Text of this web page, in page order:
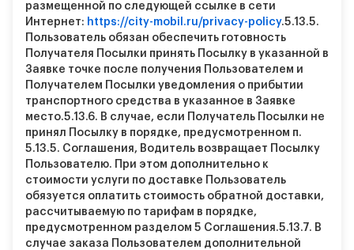
размещенной по следующей ссылке в сети
Интернет: https://city-mobil.ru/privacy-policy.5.13.5.
Пользователь обязан обеспечить готовность
Получателя Посылки принять Посылку в указанной в
Заявке точке после получения Пользователем и
Получателем Посылки уведомления о прибытии
транспортного средства в указанное в Заявке
место.5.13.6. В случае, если Получатель Посылки не
принял Посылку в порядке, предусмотренном п.
5.13.5. Соглашения, Водитель возвращает Посылку
Пользователю. При этом дополнительно к
стоимости услуги по доставке Пользователь
обязуется оплатить стоимость обратной доставки,
рассчитываемую по тарифам в порядке,
предусмотренном разделом 5 Соглашения.5.13.7. В
случае заказа Пользователем дополнительной